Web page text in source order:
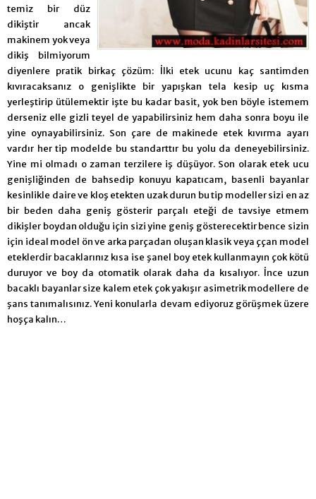
temiz bir düz
dikiştir ancak
makinem yok veya
dikiş bilmiyorum
diyenlere pratik birkaç çözüm: İlki etek ucunu kaç santimden
kıvıracaksanız o genişlikte bir yapışkan tela kesip uç kısma
yerleştirip ütülemektir işte bu kadar basit, yok ben böyle istemem
derseniz elle gizli teyel de yapabilirsiniz hem daha sonra boyu ile
yine oynayabilirsiniz. Son çare de makinede etek kıvırma ayarı
vardır her tip modelde bu standarttır bu yolu da deneyebilirsiniz.
Yine mi olmadı o zaman terzilere iş düşüyor. Son olarak etek ucu
genişliğinden de bahsedip konuyu kapatıcam, basenli bayanlar
kesinlikle daire ve kloş etekten uzak durun bu tip modeller sizi en az
bir beden daha geniş gösterir parçalı eteği de tavsiye etmem
dikişler boydan olduğu için sizi yine geniş gösterecektir bence sizin
için ideal model ön ve arka parçadan oluşan klasik veya ççan model
eteklerdir bacaklarınız kısa ise şanel boy etek kullanmayın çok kötü
duruyor ve boy da otomatik olarak daha da kısalıyor. İnce uzun
bacaklı bayanlar size kalem etek çok yakışır asimetrik modellere de
şans tanımalısınız. Yeni konularla devam ediyoruz görüşmek üzere
hoşça kalın…